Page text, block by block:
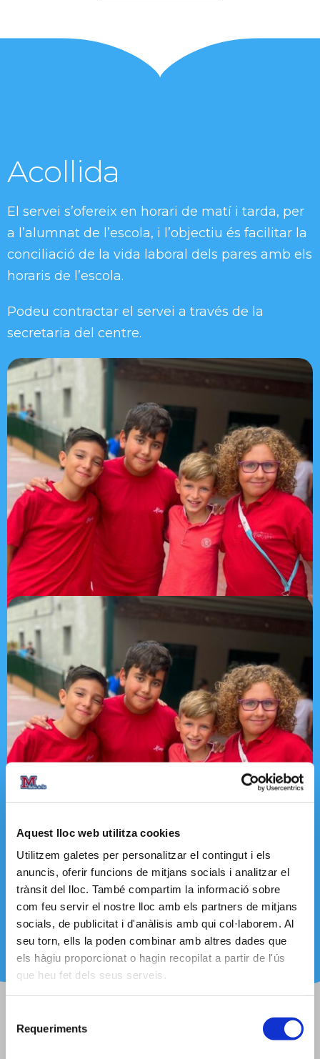
Aquest lloc web utilitza cookies
Utilitzem galetes per personalitzar el contingut i els
anuncis, oferir funcions de mitjans socials i analitzar el
trànsit del lloc. També compartim la informació sobre
com feu servir el nostre lloc amb els partners de mitjans
socials, de publicitat i d'anàlisis amb qui col·laborem. Al
seu torn, ells la poden combinar amb altres dades que
els hàgiu proporcionat o hagin recopilat a partir de l'ús
que heu fet dels seus serveis.
Requeriments
Acollida
El servei s’ofereix en horari de matí i tarda, per
a l’alumnat de l’escola, i l’objectiu és facilitar la
conciliació de la vida laboral dels pares amb els
horaris de l’escola.
Podeu contractar el servei a través de la
secretaria del centre.